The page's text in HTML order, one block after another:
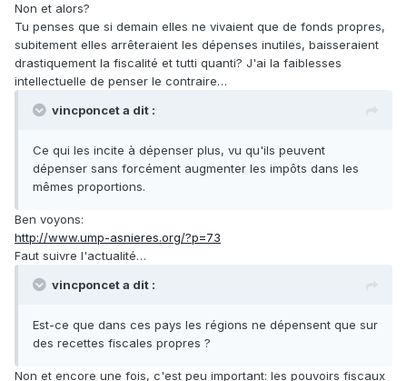
Non et alors?
Tu penses que si demain elles ne vivaient que de fonds propres,
subitement elles arrêteraient les dépenses inutiles, baisseraient
drastiquement la fiscalité et tutti quanti? J'ai la faiblesses
intellectuelle de penser le contraire…
vincponcet a dit :
Ce qui les incite à dépenser plus, vu qu'ils peuvent
dépenser sans forcément augmenter les impôts dans les
mêmes proportions.
Ben voyons:
http://www.ump-asnieres.org/?p=73
Faut suivre l'actualité…
vincponcet a dit :
Est-ce que dans ces pays les régions ne dépensent que sur
des recettes fiscales propres ?
Non et encore une fois, c'est peu important: les pouvoirs fiscaux